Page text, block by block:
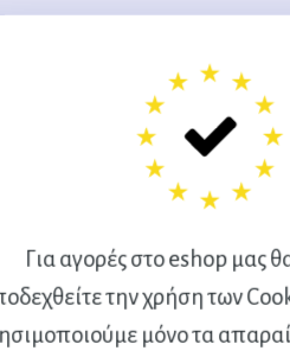
Για αγορές στο eshop μας
την χρήση των
μόνο τα